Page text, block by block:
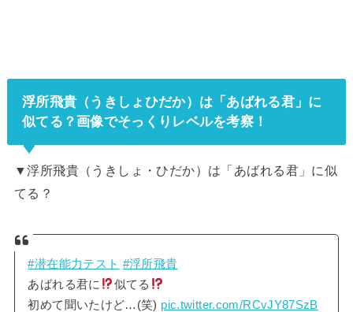
浮所飛貴（うきしょひだか）は「あばれる君」に
似てる？画像でそっくりレベルを考察！
▼浮所飛貴（うきしょ・ひだか）は「あばれる君」に似
てる？
#潜在能力テスト #浮所飛貴
あばれる君に
似てる
初めて聞いたけど…(笑) pic.twitter.com/RCvJY87SzB